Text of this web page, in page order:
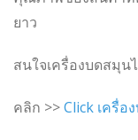
ยาว
สนใจเครื่องบดสมุน
คลิก >>Click เครื่อ